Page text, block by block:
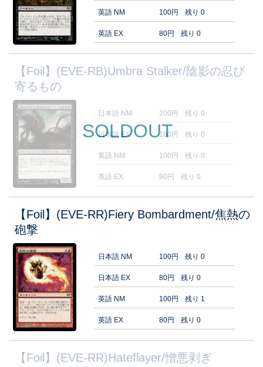
英語 NM 100円 残り 0
英語 EX 80円 残り 0
【Foil】(EVE-RB)Umbra Stalker/陰影の忍び
寄るもの
日本語 NM 200円 残り 0
日本語 EX 160円 残り 0
英語 NM 100円 残り 0
英語 EX 80円 残り 0
SOLDOUT
【Foil】(EVE-RR)Fiery Bombardment/焦熱の
砲撃
日本語 NM 100円 残り 0
日本語 EX 80円 残り 0
英語 NM 100円 残り 1
英語 EX 80円 残り 0
【Foil】(EVE-RR)Hateflayer/憎悪剥ぎ